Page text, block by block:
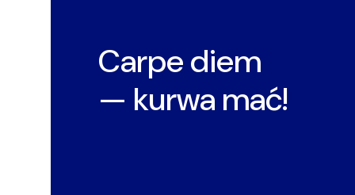
Carpe diem
— kurwa mać!